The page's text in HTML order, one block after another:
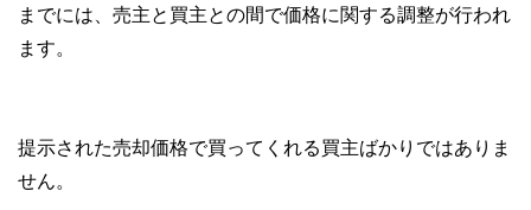
までには、売主と買主との間で価格に関する調整が行われ
ます。
提示された売却価格で買ってくれる買主ばかりではありま
せん。